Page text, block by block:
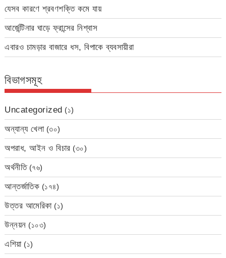
যেসব কারণে শ্রবণশক্তি কমে যায়
আর্জেন্টিনার ঘাড়ে ফ্রান্সের নিশ্বাস
এবারও চামড়ার বাজারে ধস, বিপাকে ব্যবসায়ীরা
বিভাগসমূহ
Uncategorized (১)
অন্যান্য খেলা(৩০)
অপরাধ, আইন ও বিচার (৩০)
অর্থনীতি(৭৬)
আন্তর্জাতিক (১৭৪)
উত্তর আমেরিকা(১)
উন্নয়ন (১০৩)
এশিয়া(১)